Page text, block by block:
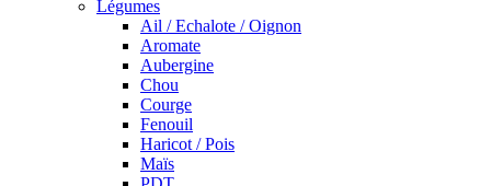
Légumes
Ail / Echalote / Oignon
Aromate
Aubergine
Chou
Courge
Fenouil
Haricot / Pois
Maïs